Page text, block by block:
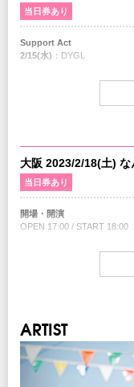
当日券あり
Support Act
2/15(水) ：DYGL
当日券
18:00～会場の当日券売場に
S席 ￥9,000-(税込/1Drink別)
チケット
SS席 ￥9,500-(税込/1Drink別)
大阪 2023/2/18(土)
当日券あり
開場・開演
OPEN 17:00 / START 18:00
1Fスタンディング ￥8,500
2F指定席 ￥9,500（税込/
チケット発売日
ARTIST